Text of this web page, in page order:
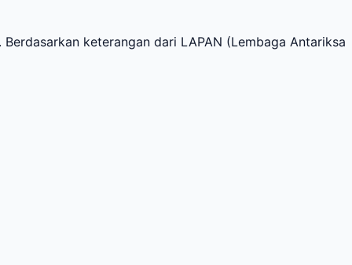
keterangan dari LAPAN (Lembaga Antariksa